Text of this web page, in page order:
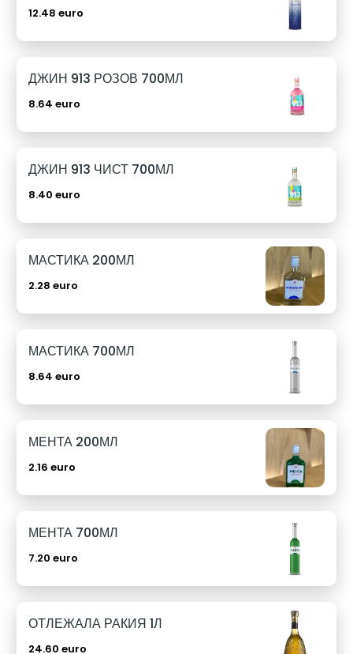
12.48 euro
ДЖИН 913 РОЗОВ 700МЛ
8.64 euro
ДЖИН 913 ЧИСТ 700МЛ
8.40 euro
МАСТИКА 200МЛ
2.28 euro
МАСТИКА 700МЛ
8.64 euro
МЕНТА 200МЛ
2.16 euro
МЕНТА 700МЛ
7.20 euro
ОТЛЕЖАЛА РАКИЯ 1Л
24.60 euro